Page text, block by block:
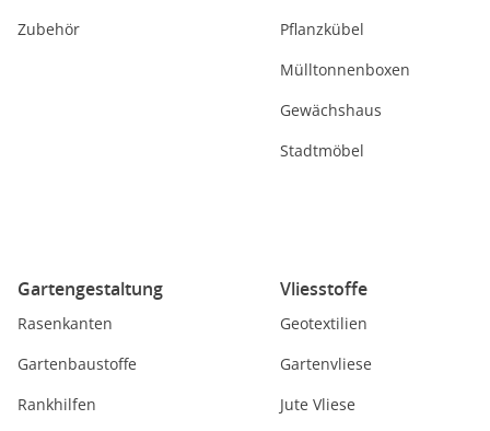
Zubehör
Pflanzkübel
Mülltonnenboxen
Gewächshaus
Stadtmöbel
Gartengestaltung
Rasenkanten
Gartenbaustoffe
Rankhilfen
Vliesstoffe
Geotextilien
Gartenvliese
Jute Vliese